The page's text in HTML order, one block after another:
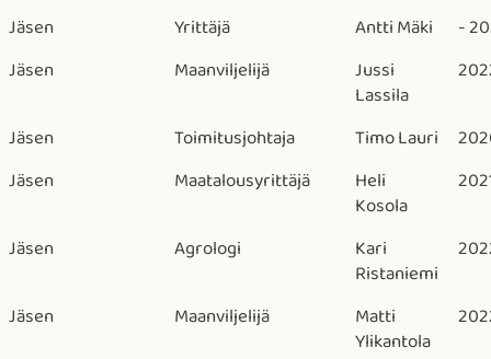
Jäsen
Yrittäjä Antti Mäki
-
Jäsen
Maanviljelijä
Jussi
Lassila
Jäsen Toimitusjohtaja Timo Lauri
Jäsen
Maatalousyrittäjä
Heli
Kosola
Jäsen Agrologi
Kari
Ristaniemi
Jäsen Maanviljelijä
Matti
Ylikantola